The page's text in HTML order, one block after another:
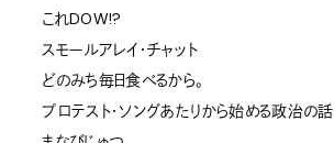
これDOW!?
スモールアレイ・チャット
どのみち毎日食べるから。
プロテスト・ソングあたりから始める政治の話